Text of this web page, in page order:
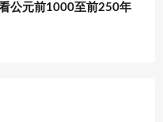
公元前1000至前250年